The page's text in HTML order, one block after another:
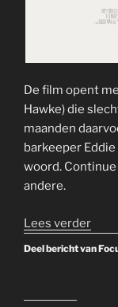
De film opent
Hawke) die
maanden
barkeeper Eddie
woord.
andere.
Lees verder“Blue
Moon
Deel bericht van